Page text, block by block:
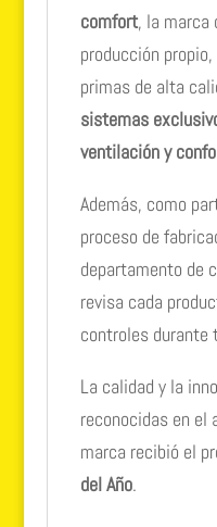
comfort, la marca
producción
primas de alta
sistemas
ventilación y
Además, como
proceso de
departamento de
revisa cada
controles durante
La calidad y la
reconocidas en el
marca recibió el
del Año.